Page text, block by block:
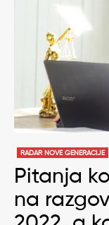
RADAR NOVE GENERACIJE
Pitanja
na